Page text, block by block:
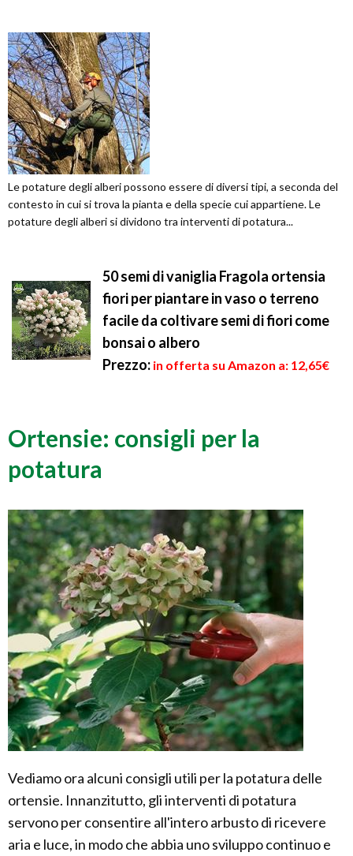
Le potature degli alberi possono essere di diversi tipi, a seconda del
contesto in cui si trova la pianta e della specie cui appartiene. Le
potature degli alberi si dividono tra interventi di potatura...
50 semi di vaniglia Fragola ortensia
fiori per piantare in vaso o terreno
facile da coltivare semi di fiori come
bonsai o albero
Prezzo: in offerta su Amazon a: 12,65€
Ortensie: consigli per la
potatura
Vediamo ora alcuni consigli utili per la potatura delle
ortensie. Innanzitutto, gli interventi di potatura
servono per consentire all'intero arbusto di ricevere
aria e luce, in modo che abbia uno sviluppo continuo e